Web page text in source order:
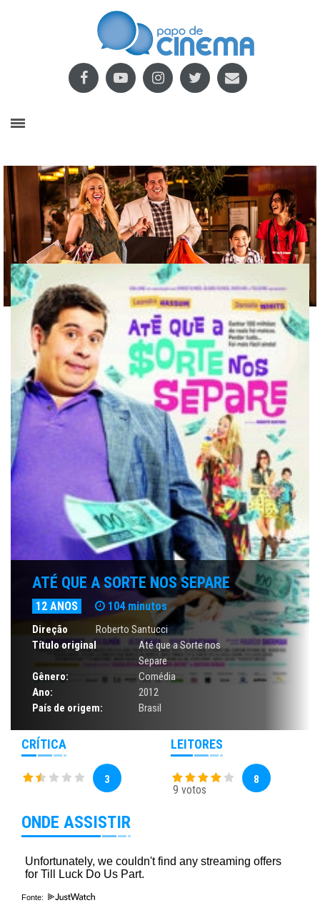
ATÉ QUE A SORTE NOS SEPARE
12 ANOS 104 minutos
Direção
Roberto Santucci
Título original
Até que a Sorte nos
Separe
Gênero:
Comédia
Ano:
2012
País de origem:
Brasil
CRÍTICA
3
LEITORES
9 votos
8
ONDE ASSISTIR
Fonte: